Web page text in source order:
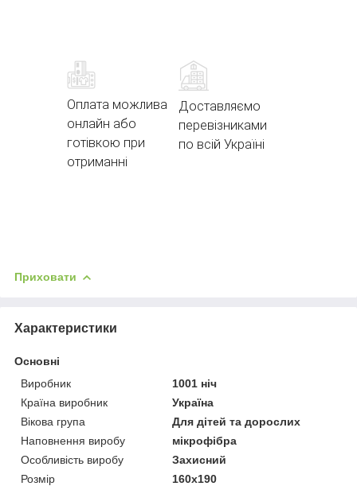
Оплата можлива
онлайн або
готівкою при
отриманні
Доставляємо
перевізниками
по всій Україні
Приховати
Характеристики
Основні
Виробник
1001 ніч
Країна виробник
Україна
Вікова група
Для дітей та дорослих
Наповнення виробу
мікрофібра
Особливість виробу
Захисний
Розмір
160x190